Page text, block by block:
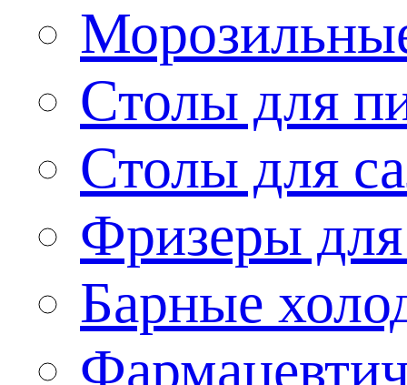
Столы для
Столы для
Фризеры
Барные